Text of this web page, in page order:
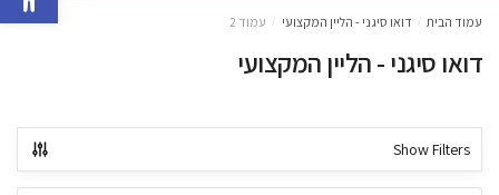
עמוד הבית דואו סיגני - הליין המקצועי עמוד 2
דואו סיגני - הליין המקצועי
Show Filters